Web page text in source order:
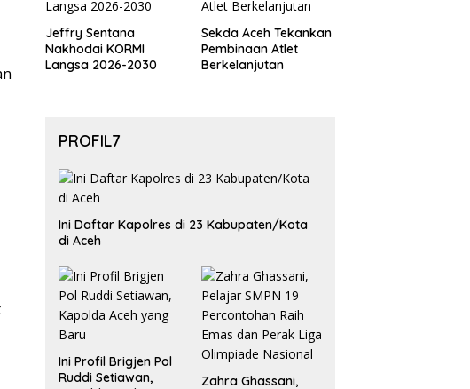
Jeffry Sentana
Nakhodai KORMI
Langsa 2026-2030
Sekda Aceh Tekankan
Pembinaan Atlet
Berkelanjutan
PROFIL7
Ini Daftar Kapolres di 23 Kabupaten/Kota
di Aceh
Ini Profil Brigjen Pol
Ruddi Setiawan,
Zahra Ghassani,